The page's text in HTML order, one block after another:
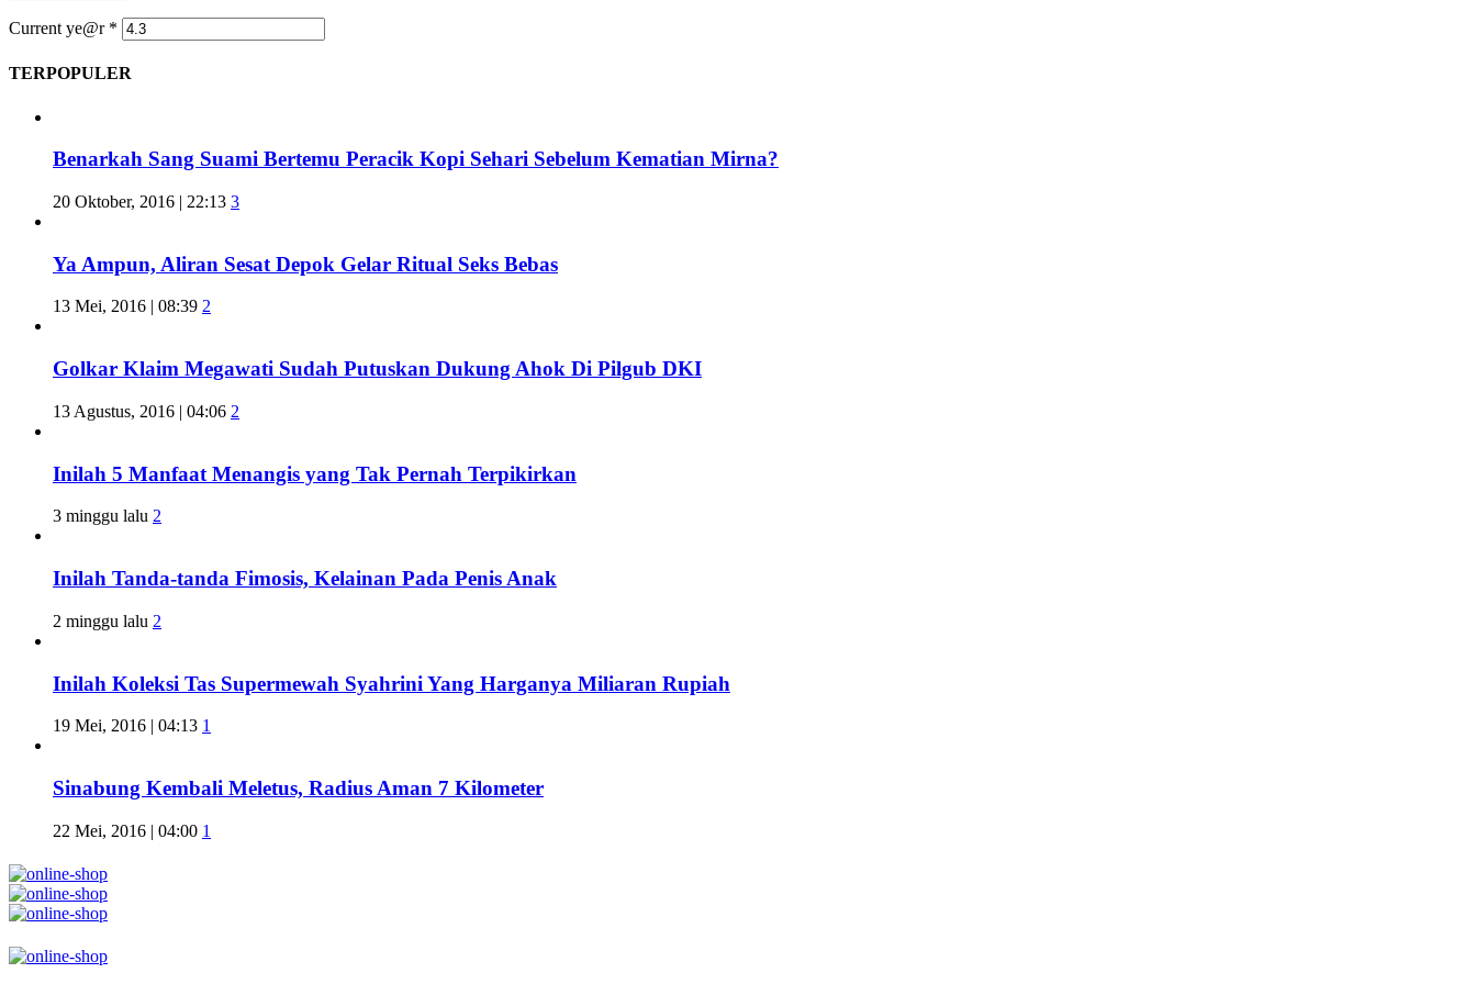
Current ye@r *
TERPOPULER
Benarkah Sang Suami Bertemu Peracik Kopi Sehari Sebelum Kematian Mirna?
20 Oktober, 2016 | 22:13 3
Ya Ampun, Aliran Sesat Depok Gelar Ritual Seks Bebas
13 Mei, 2016 | 08:39 2
Golkar Klaim Megawati Sudah Putuskan Dukung Ahok Di Pilgub DKI
13 Agustus, 2016 | 04:06 2
Inilah 5 Manfaat Menangis yang Tak Pernah Terpikirkan
3 minggu lalu 2
Inilah Tanda-tanda Fimosis, Kelainan Pada Penis Anak
2 minggu lalu 2
Inilah Koleksi Tas Supermewah Syahrini Yang Harganya Miliaran Rupiah
19 Mei, 2016 | 04:13 1
Sinabung Kembali Meletus, Radius Aman 7 Kilometer
22 Mei, 2016 | 04:00 1